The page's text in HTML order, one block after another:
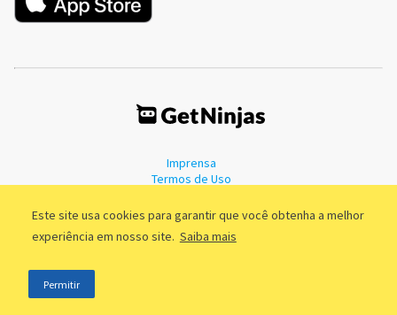
Este site usa cookies para garantir que você obtenha a melhor
experiência em nosso site. Saiba mais
Permitir
Imprensa
Termos de Uso
©2011 - 2026, GetNinjas LTDA. CNPJ 55.744.877/0001-89 - Rua Dr.
Fernandes Coelho, 85 - 3º andar - São Paulo/SP - Brasil